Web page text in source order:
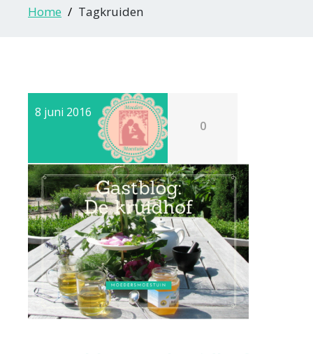
Home Tagkruiden
8 juni 2016
0